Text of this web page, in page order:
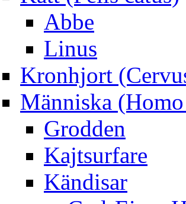
Abbe
Linus
Kronhjort
Människa
Grodden
Kajtsurfare
Kändisar